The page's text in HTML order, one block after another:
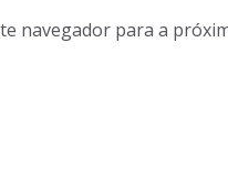
navegador para a